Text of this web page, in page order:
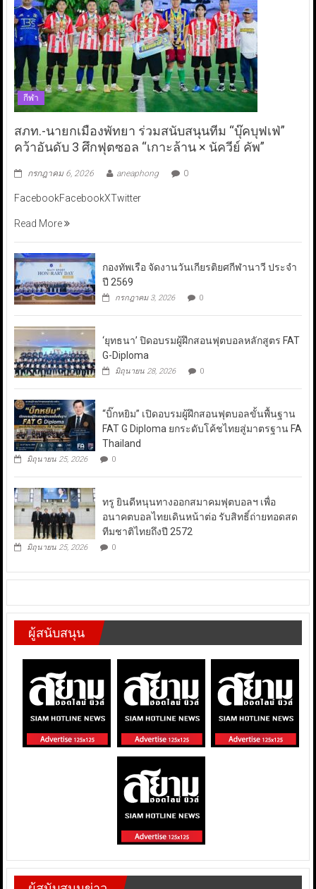
กีฬา
สภท.-นายกเมืองพัทยา ร่วมสนับสนุนทีม “บุ๊คบุฟเฟ่”
คว้าอันดับ 3 ศึกฟุตซอล “เกาะล้าน × นัควีย์ คัพ”
กรกฎาคม 6, 2026 aneaphong 0
FacebookFacebookXTwitter
Read More
กองทัพเรือ จัดงานวันเกียรติยศกีฬานาวี ประจำ
ปี 2569
กรกฎาคม 3, 2026 0
‘ยุทธนา’ ปิดอบรมผู้ฝึกสอนฟุตบอลหลักสูตร FAT
G-Diploma
มิถุนายน 28, 2026 0
“บิ๊กหยิม” เปิดอบรมผู้ฝึกสอนฟุตบอลขั้นพื้นฐาน
FAT G Diploma ยกระดับโค้ชไทยสู่มาตรฐาน FA
Thailand
มิถุนายน 25, 2026 0
ทรู ยินดีหนุนทางออกสมาคมฟุตบอลฯ เพื่อ
อนาคตบอลไทยเดินหน้าต่อ รับสิทธิ์ถ่ายทอดสด
ทีมชาติไทยถึงปี 2572
มิถุนายน 25, 2026 0
ผู้สนับสนุน